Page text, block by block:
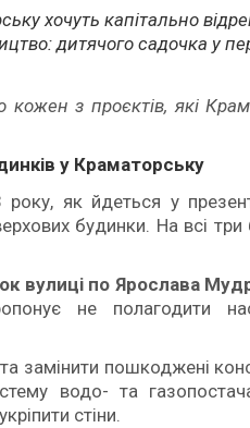
хочуть капітально
дитячого садочка у
кожен з проєктів, які
у Краматорську
як йдеться у
будинки. На всі
вулиці по Ярослава
не полагодити
замінити пошкоджені
водо- та
стіни.